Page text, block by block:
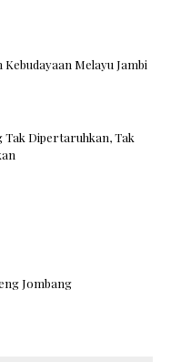
Melayu Jambi
Tak Dipertaruhkan, Tak
Jombang